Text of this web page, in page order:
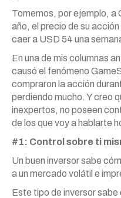
Tomemos, por ejemplo, a
año, el precio de su
caer a USD 54 una
En una de mis columnas
causó el fenómeno
compraron la acción
perdiendo mucho. Y creo
inexpertos, no poseen
de los que voy a hablarte
#1: Control sobre ti
Un buen inversor sabe
a un mercado volátil e
Este tipo de inversor sabe